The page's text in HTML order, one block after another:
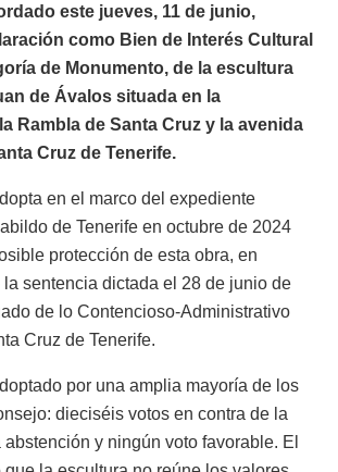
este jueves, 11 de junio,
como Bien de Interés Cultural
de Monumento, de la escultura
de Ávalos situada en la
Rambla de Santa Cruz y la avenida
Cruz de Tenerife.
en el marco del expediente
de Tenerife en octubre de 2024
protección de esta obra, en
sentencia dictada el 28 de junio de
de lo Contencioso-Administrativo
Cruz de Tenerife.
por una amplia mayoría de los
dieciséis votos en contra de la
y ningún voto favorable. El